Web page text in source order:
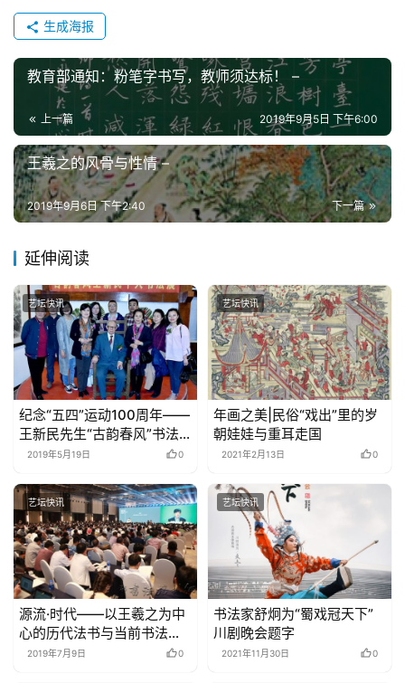
生成海报
教育部通知：粉笔字书写，教师须达标！ –
上一篇 2019年9月5日 下午6:00
王羲之的风骨与性情 –
下一篇
2019年9月6日 下午2:40
延伸阅读
艺坛快讯
纪念“五四”运动100周年——
王新民先生“古韵春风”书法
作品展在哈尔滨开幕
2019年5月19日 0
艺坛快讯
年画之美|民俗“戏出”里的岁
朝娃娃与重耳走国
2021年2月13日 0
艺坛快讯
源流·时代——以王羲之为中
心的历代法书与当前书法创
作暨绍兴论坛成功举办 –
2019年7月9日 0
艺坛快讯
书法家舒炯为“蜀戏冠天下”
川剧晚会题字
2021年11月30日 0